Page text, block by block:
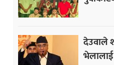
देउवाले